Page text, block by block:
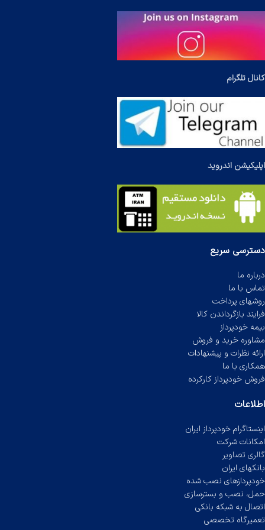
کانال تلگرام
اپلیکیشن اندروید
دسترسی سریع
درباره ما
تماس با ما
روشهای پرداخت
فرایند بازگرداندن کالا
بیمه خودپرداز
مشاوره خرید و فروش
ارائه نظرات و پیشنهادات
همکاری با ما
فروش خودپرداز کارکرده
اطلاعات
اینستاگرام خودپرداز ایران
امکانات شرکت
گالری تصاویر
بانکهای ایران
خودپردازهای نصب شده
حمل، نصب و بسترسازی
اتصال به شبکه بانکی
تعمیرگاه تخصصی